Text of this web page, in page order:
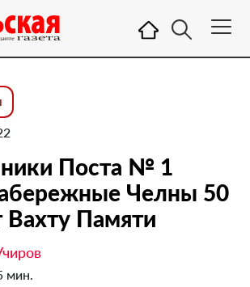
Поста № 1
Челны 50
Вахту Памяти
мин.